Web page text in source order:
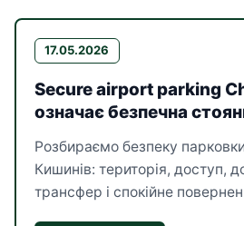
17.05.2026
Secure airport parking
означає безпечна
Розбираємо безпеку
Кишинів: територія, доступ,
трансфер і спокійне